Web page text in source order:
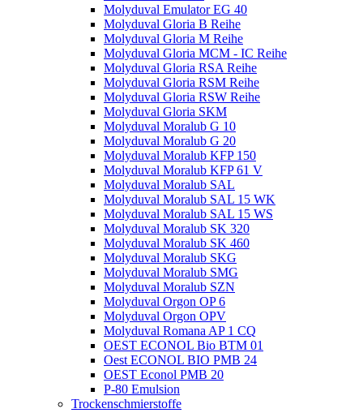
Molyduval Emulator EG 40
Molyduval Gloria B Reihe
Molyduval Gloria M Reihe
Molyduval Gloria MCM - IC Reihe
Molyduval Gloria RSA Reihe
Molyduval Gloria RSM Reihe
Molyduval Gloria RSW Reihe
Molyduval Gloria SKM
Molyduval Moralub G 10
Molyduval Moralub G 20
Molyduval Moralub KFP 150
Molyduval Moralub KFP 61 V
Molyduval Moralub SAL
Molyduval Moralub SAL 15 WK
Molyduval Moralub SAL 15 WS
Molyduval Moralub SK 320
Molyduval Moralub SK 460
Molyduval Moralub SKG
Molyduval Moralub SMG
Molyduval Moralub SZN
Molyduval Orgon OP 6
Molyduval Orgon OPV
Molyduval Romana AP 1 CQ
OEST ECONOL Bio BTM 01
Oest ECONOL BIO PMB 24
OEST Econol PMB 20
P-80 Emulsion
Trockenschmierstoffe